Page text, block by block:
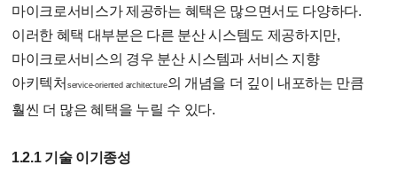
마이크로서비스가 제공하는 혜택은 많으면서도 다양하다.
이러한 혜택 대부분은 다른 분산 시스템도 제공하지만,
마이크로서비스의 경우 분산 시스템과 서비스 지향
아키텍처 service-oriented architecture의 개념을 더 깊이 내포하는 만큼
훨씬 더 많은 혜택을 누릴 수 있다.
1.2.1 기술 이기종성